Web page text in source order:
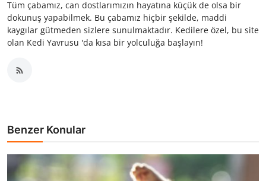
Tüm çabamız, can dostlarımızın hayatına küçük de olsa bir
dokunuş yapabilmek. Bu çabamız hiçbir şekilde, maddi
kaygılar gütmeden sizlere sunulmaktadır. Kedilere özel, bu site
olan Kedi Yavrusu 'da kısa bir yolculuğa başlayın!
Benzer Konular